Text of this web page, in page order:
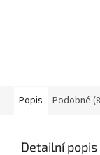
Popis Podobné
Detailní